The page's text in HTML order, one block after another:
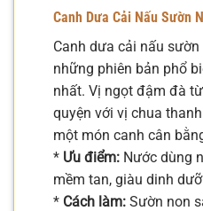
Canh Dưa Cải Nấu Sườn
Canh dưa cải nấu
những phiên bản phổ
nhất. Vị ngọt đậm đà
quyện với vị chua
một món canh cân
* Ưu điểm: Nước dùng
mềm tan, giàu dinh
* Cách làm: Sườn non